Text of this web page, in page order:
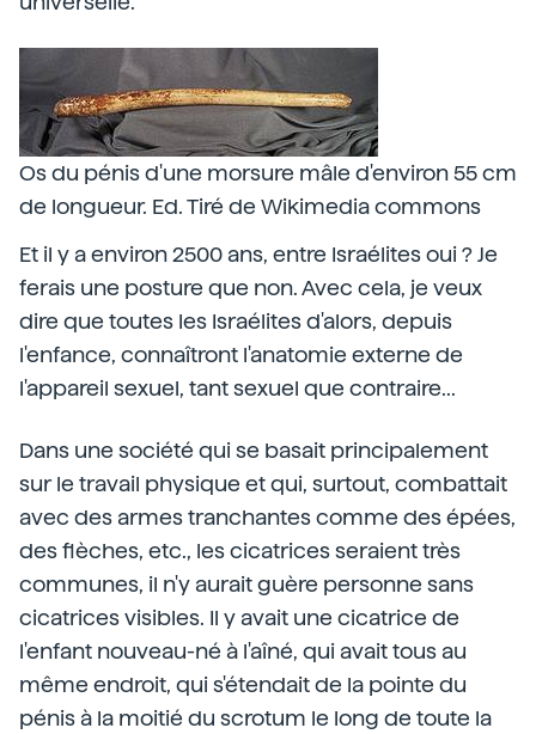
Os du pénis d'une morsure mâle d'environ 55 cm
de longueur. Ed. Tiré de Wikimedia commons
Et il y a environ 2500 ans, entre Israélites oui ? Je
ferais une posture que non. Avec cela, je veux
dire que toutes les Israélites d'alors, depuis
l'enfance, connaîtront l'anatomie externe de
l'appareil sexuel, tant sexuel que contraire...
Dans une société qui se basait principalement
sur le travail physique et qui, surtout, combattait
avec des armes tranchantes comme des épées,
des flèches, etc., les cicatrices seraient très
communes, il n'y aurait guère personne sans
cicatrices visibles. Il y avait une cicatrice de
l'enfant nouveau-né à l'aîné, qui avait tous au
même endroit, qui s'étendait de la pointe du
pénis à la moitié du scrotum le long de toute la